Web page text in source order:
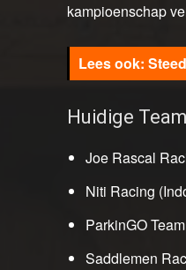
kampioenschap
Huidige
Joe Rascal
Niti Racing
ParkinGO
Saddlemen